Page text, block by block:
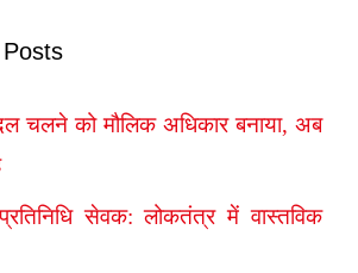
चलने को मौलिक अधिकार बनाया, अब
सेवक: लोकतंत्र में वास्तविक